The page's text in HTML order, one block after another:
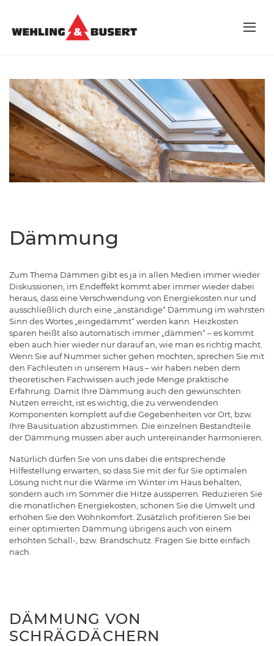
Dämmung
Zum Thema Dämmen gibt es ja in allen Medien immer wieder
Diskussionen, im Endeffekt kommt aber immer wieder dabei
heraus, dass eine Verschwendung von Energiekosten nur und
ausschließlich durch eine „anständige“ Dämmung im wahrsten
Sinn des Wortes „eingedämmt“ werden kann. Heizkosten
sparen heißt also automatisch immer „dämmen“ – es kommt
eben auch hier wieder nur darauf an, wie man es richtig macht.
Wenn Sie auf Nummer sicher gehen möchten, sprechen Sie mit
den Fachleuten in unserem Haus – wir haben neben dem
theoretischen Fachwissen auch jede Menge praktische
Erfahrung. Damit Ihre Dämmung auch den gewünschten
Nutzen erreicht, ist es wichtig, die zu verwendenden
Komponenten komplett auf die Gegebenheiten vor Ort, bzw.
Ihre Bausituation abzustimmen. Die einzelnen Bestandteile
der Dämmung müssen aber auch untereinander harmonieren.
Natürlich dürfen Sie von uns dabei die entsprechende
Hilfestellung erwarten, so dass Sie mit der für Sie optimalen
Lösung nicht nur die Wärme im Winter im Haus behalten,
sondern auch im Sommer die Hitze aussperren. Reduzieren Sie
die monatlichen Energiekosten, schonen Sie die Umwelt und
erhöhen Sie den Wohnkomfort. Zusätzlich profitieren Sie bei
einer optimierten Dämmung übrigens auch von einem
erhöhten Schall-, bzw. Brandschutz. Fragen Sie bitte einfach
nach.
DÄMMUNG VON
SCHRÄGDÄCHERN